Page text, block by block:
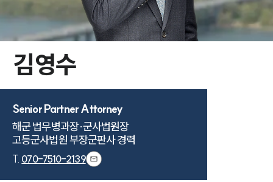
김영수
Senior Partner Attorney
해군 법무병과장·군사법원장
고등군사법원 부장군판사 경력
T. 070-7510-2139